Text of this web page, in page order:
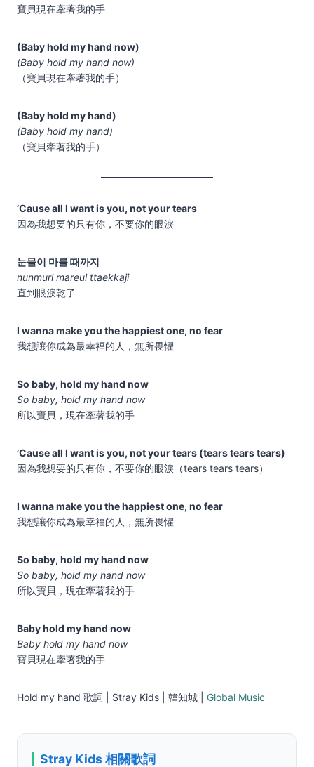
寶貝現在牽著我的手
(Baby hold my hand now)
(Baby hold my hand now)
（寶貝現在牽著我的手）
(Baby hold my hand)
(Baby hold my hand)
（寶貝牽著我的手）
’Cause all I want is you, not your tears
因為我想要的只有你，不要你的眼淚
눈물이 마를 때까지
nunmuri mareul ttaekkaji
直到眼淚乾了
I wanna make you the happiest one, no fear
我想讓你成為最幸福的人，無所畏懼
So baby, hold my hand now
So baby, hold my hand now
所以寶貝，現在牽著我的手
’Cause all I want is you, not your tears (tears tears tears)
因為我想要的只有你，不要你的眼淚（tears tears tears）
I wanna make you the happiest one, no fear
我想讓你成為最幸福的人，無所畏懼
So baby, hold my hand now
So baby, hold my hand now
所以寶貝，現在牽著我的手
Baby hold my hand now
Baby hold my hand now
寶貝現在牽著我的手
Hold my hand 歌詞 | Stray Kids | 韓知城 | Global Music
Stray Kids 相關歌詞